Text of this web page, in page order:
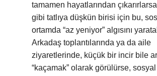
tamamen hayatlarından
gibi tatlıya düşkün birisi için bu,
ortamda “az yeniyor” algısını
Arkadaş toplantılarında ya da aile
ziyaretlerinde, küçük bir incir bile
“kaçamak” olarak görülürse,